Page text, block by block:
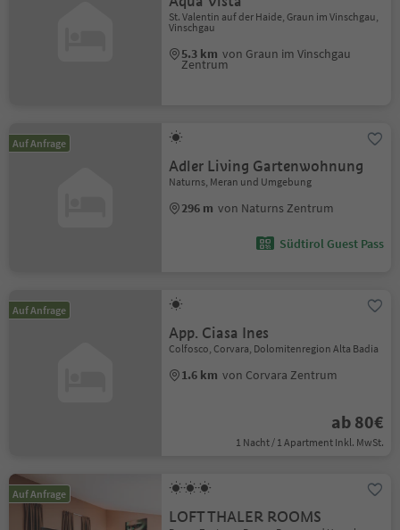
St. Valentin auf der Haide, Graun im Vinschgau,
Vinschgau
5.3 km von Graun im Vinschgau
Zentrum
Auf Anfrage
Adler Living Gartenwohnung
Naturns, Meran und Umgebung
296 m von Naturns Zentrum
Südtirol Guest Pass
Auf Anfrage
App. Ciasa Ines
Colfosco, Corvara, Dolomitenregion Alta Badia
1.6 km von Corvara Zentrum
ab 80€
1 Nacht / 1 Apartment Inkl. MwSt.
Auf Anfrage
LOFT THALER ROOMS